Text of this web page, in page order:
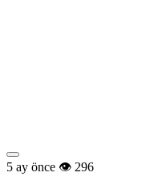
5 ay önce 296